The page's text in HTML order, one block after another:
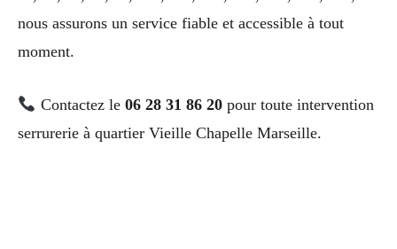
nous assurons un service fiable et accessible à tout
moment.
Contactez le 06 28 31 86 20pour toute intervention
serrurerie à quartier Vieille Chapelle Marseille.